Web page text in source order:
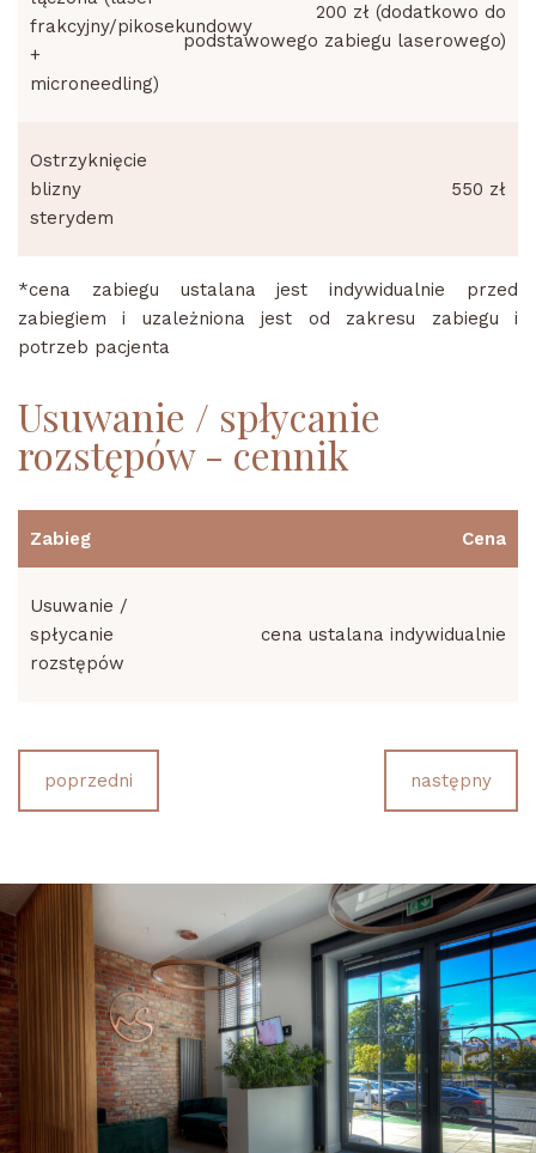
frakcyjny/pikosekundowy
+
microneedling)
200 zł (dodatkowo do
podstawowego zabiegu laserowego)
Ostrzyknięcie
blizny
sterydem
550 zł
*cena zabiegu ustalana jest indywidualnie przed
zabiegiem i uzależniona jest od zakresu zabiegu i
potrzeb pacjenta
Usuwanie / spłycanie
rozstępów - cennik
Zabieg Cena
Usuwanie /
spłycanie
rozstępów
cena ustalana indywidualnie
poprzedni następny